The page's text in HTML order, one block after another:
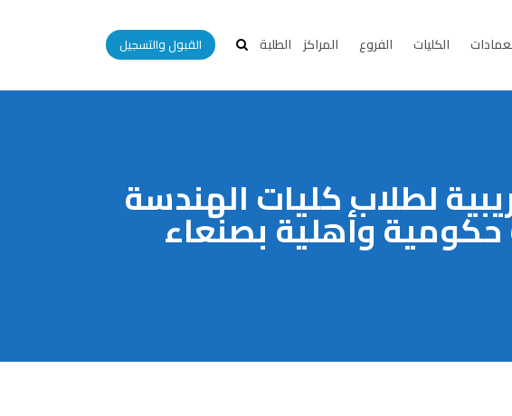
الكليات الفروع المراكز الطلبة القبول والتسجيل
لطلاب كليات الهندسة
حكومية وأهلية بصنعاء